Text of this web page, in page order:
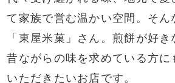
て家族で営む温かい空間。そん
「東屋米菓」さん。煎餅が好き
昔ながらの味を求めている方に
いただきたいお店です。